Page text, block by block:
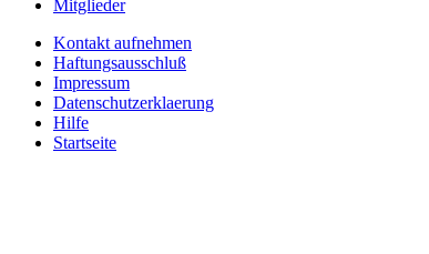
Mitglieder
Kontakt aufnehmen
Haftungsausschluß
Impressum
Datenschutzerklaerung
Hilfe
Startseite